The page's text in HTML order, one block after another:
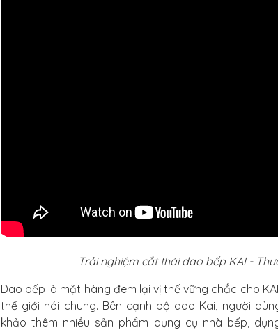
Trải nghiệm cắt thái dao bếp KAI -
Dao bếp là mặt hàng đem lại vị thế vững chắc cho
thế giới nói chung. Bên cạnh bộ dao Kai, người
khảo thêm nhiều sản phẩm dụng cụ nhà bếp,